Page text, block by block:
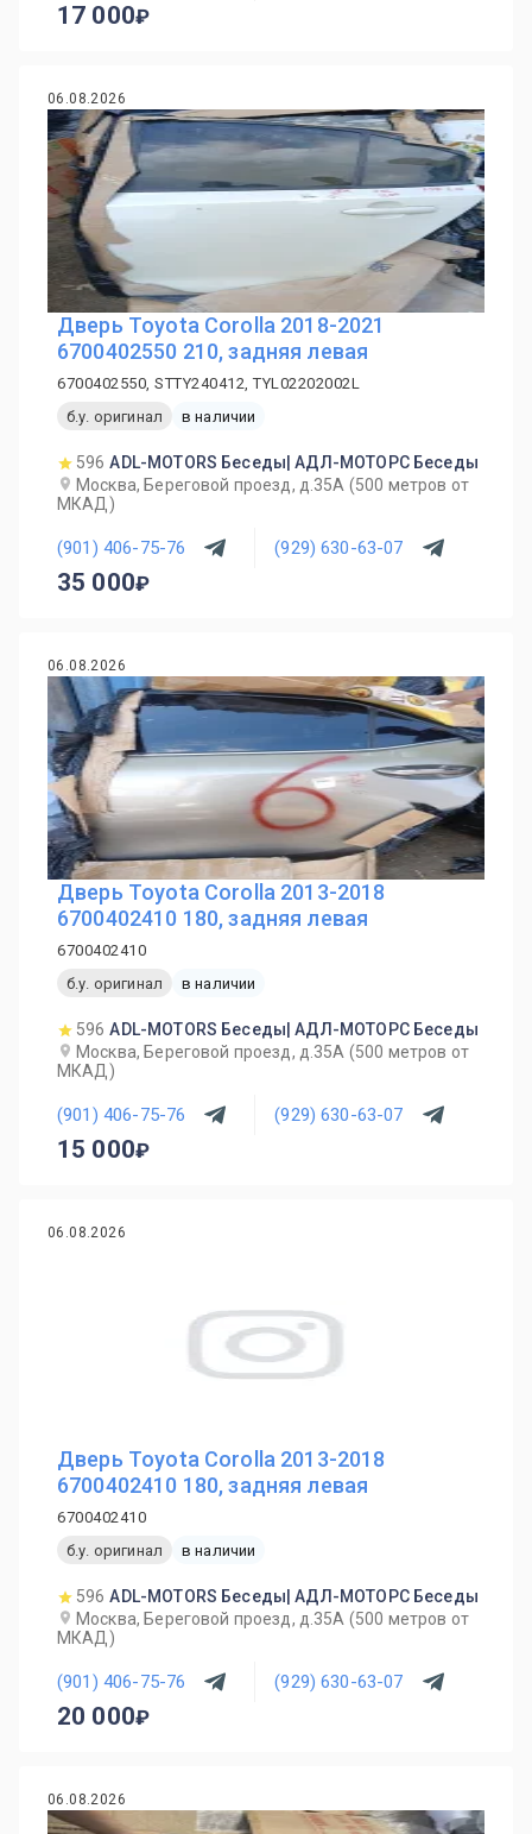
17 000
06.08.2026
Дверь Toyota Corolla 2018-2021
6700402550 210, задняя левая
6700402550, STTY240412, TYL02202002L
б.у. оригинал
в наличии
596 ADL-MOTORS Беседы| АДЛ-МОТОРС Беседы
Москва, Береговой проезд, д.35А (500 метров от
МКАД)
(901) 406-75-76 (929) 630-63-07
35 000
06.08.2026
Дверь Toyota Corolla 2013-2018
6700402410 180, задняя левая
6700402410
б.у. оригинал
в наличии
596 ADL-MOTORS Беседы| АДЛ-МОТОРС Беседы
Москва, Береговой проезд, д.35А (500 метров от
МКАД)
(901) 406-75-76 (929) 630-63-07
15 000
06.08.2026
Дверь Toyota Corolla 2013-2018
6700402410 180, задняя левая
6700402410
б.у. оригинал
в наличии
596 ADL-MOTORS Беседы| АДЛ-МОТОРС Беседы
Москва, Береговой проезд, д.35А (500 метров от
МКАД)
(901) 406-75-76 (929) 630-63-07
20 000
06.08.2026